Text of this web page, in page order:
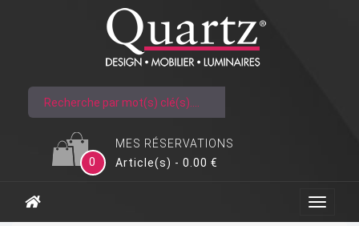
MES RÉSERVATIONS
0
Article(s) - 0.00 €